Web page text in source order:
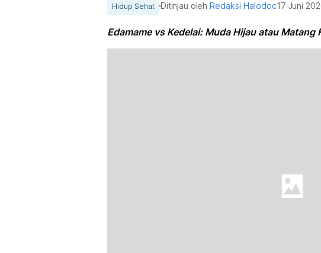
Hidup Sehat Ditinjau olehRedaksi Halodoc17 Juni
Edamame vs Kedelai: Muda Hijau atau Matang